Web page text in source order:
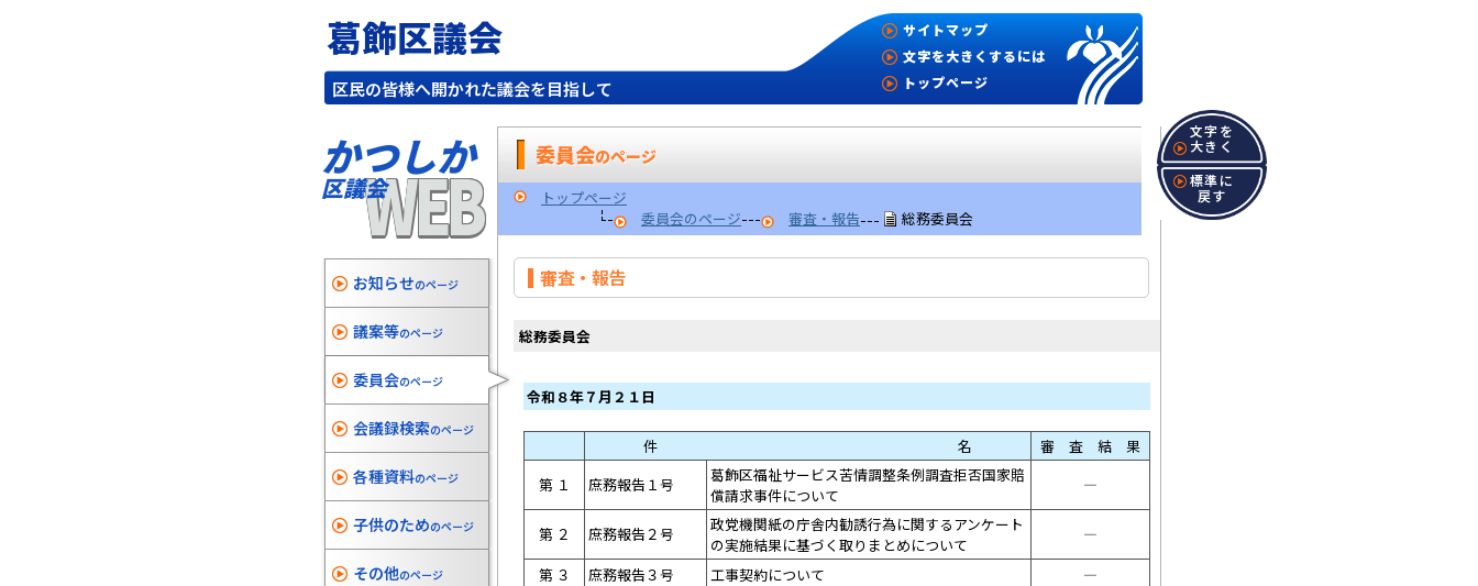
葛飾区議会
区民の皆様へ開かれた議会を目指して
サイトマップ
文字を大きくするには
トップページ
かつしか
区議会WEB
お知らせのページ
議案等のページ
委員会のページ
会議録検索のページ
各種資料のページ
子供のためのページ
その他のページ
委員会のページ
トップページ
委員会のページ
審査・報告 総務委員会
審査・報告
総務委員会
令和８年７月２１日
件 名
審 査 結 果
第 １
庶務報告１号
葛飾区福祉サービス苦情調整条例調査拒否国家賠
償請求事件について
――――
第 ２ 庶務報告２号
政党機関紙の庁舎内勧誘行為に関するアンケート
の実施結果に基づく取りまとめについて
――――
第 ３
庶務報告３号 工事契約について
――――
文字を
大きく
標準に
戻す